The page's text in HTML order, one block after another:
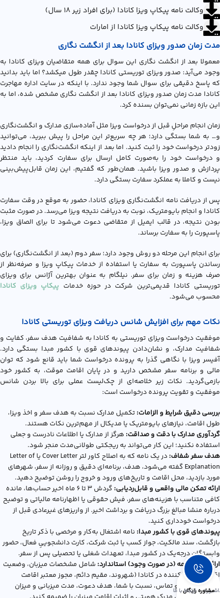
وکالت نامه پیکاپ ویزا کانادا (برای افراد زیر 18 سال)
وکالت نامه پیکاپ ویزا کانادا از امارات
مدت زمان صدور ویزای کانادا بعد از انگشت نگاری
معمولا بعد از انگشت نگاری این سوال برای همه متقاضیان ویزای کانادا به
وجود می‌آید: صدور ويزاي توريستي کانادا چقدر طول میکشد؟ اما باید بدانید
که پاسخ دقیقی برای سوال شما وجود ندارد. با اینکه در سایت اداره مهاجرت
کانادا مدت زمان صدور ویزای کانادا بعد از انگشت نگاری مشخص شده، اما به
این بازه زمانی نمی‌توان بسنده کرد.
زمان انجام مراحلِ قبل از درخواست ویزا مثل آماده‌سازی مدارک و انگشت‌نگاری
و… به شما بستگی دارد؛ هر چه سریع‌تر این مراحل را پیش ببرید، می‌توانید
زودتر درخواست خود را ثبت کنید. اما بعد از اینکه انگشت‌نگاری را انجام دادید
و درخواست خود را به‌صورت کامل ارسال برای سفارت کردید، باید منتظر
پردازش و صدور ویزا باشید. همان‌طور که گفتیم، این زمان قابل‌پیش‌بینی
نیست و کاملا به عملکرد سفارت بستگی دارد.
پس از دریافت نامه انگشت‌نگاری ویزای کانادا، حضور به موقع در وقت سفارت
کانادا و انجام بایومتریک، نوبت به دریافت نتیجه ویزا می‌رسد. در صورت مثبت
بودن نتیجه، در قالب ایمیل از متقاضی دعوت می‌شود تا برای الصاق ویزا،
پاسپورت را به سفارت برساند.
برای انجام این مرحله دو روش وجود دارد؛ سفر دوم (بعد از انگشت‌نگاری) برای
رساندن پاسپورت به سفارت یا استفاده از خدمات پیکاپ ویزا و صرفه‌نظر از
صرف هزینه و زمان برای سفر. نیلگام به عنوان بهترین آژانس برای ویزای
توریستی کانادا قدیمی‌ترین شرکت در حوزه خدمات پیکاپ ویزای کانادا
محسوب می‌شود.
نکات مهم برای افزایش شانس دریافت ویزای توریستی کانادا
موفقیت درخواست ویزای توریستی به کانادا به شفافیت هدف سفر، کفایت و
شفافیت مدارک، و نشان‌دادن پیوندهای قوی با کشور مبدا بستگی دارد.
آفیسر ویزا با نگاهی گذرا به پرونده درخواست شما باید قانع شود که توان
مالی و برنامه سفر مشخص دارید و در پایان اقامت موقت، به کشور خود
بازمی‌گردید. نکات زیر خلاصه‌ای از چک‌لیست عملی برای بالا بردن شانس
موفقیت و تقویت پرونده درخواست است:
بررسی دقیق شرایط و الزامات:تکمیل مدارک نسبت به هدف سفر و اخذ ویزا،
طول اقامت، نیازهای بایومتریک یا مدیکال از مهم‌ترین نکات هستند.
گردآوری مدارک با دقت و صداقت: هرگز از مدارک یا اطلاعات نادرست و جعلی
استفاده نکنید؛ این کار می‌تواند به ریجکتی طولانی‌مدت منجر شود.
هدف سفر شفاف:
در یک نامه که به اصلاح کاور لتر Cover Letter یا Letter of
Explanation گفته می‌شود، هدف، برنامه‌ای دقیق و روزانه از سفر، شهرهای
مورد بازدید، محل اقامت و تاریخ‌های ورود و خروج را روشن توضیح دهید.
ارائه تمکن مالی واقعی و قابل‌ردیابی:
گردش ۳ تا ۶ ماه اخیر حساب‌ها، مانده
کافی متناسب با هزینه‌های سفر، فیش حقوقی یا اظهارنامه مالیاتی و توضیح
درباره منشا مبالغ بزرگ دریافت و برداشت اخیر. از واریزهای غیرعادی قبل از
درخواست خودداری کنید.
پیوندهای قوی با کشور مبدا: نامه اشتغال به‌کار و مرخصی با ذکر تاریخ
بازگشت، سند مالکیت، جواز کسب یا ثبت شرکت، کارت دانشجوییِ فعال، حضور
وابستگان درجه‌یک در کشور مبدا، تعهدات شغلی یا تحصیلی پس از سفر.
ارائه دعوت‌نامه (در صورت وجود) استاندارد: شامل مشخصات میزبان، وضعیت
اقامتی دعوت‌کننده در کانادا (شهروند، مقیم دائم، مجوز معتبر اقامت
موقت)، آدرس و تماس، نسبت با شما، هدف دعوت، مدت میزبانی و میزان
مشاوره رایگان
ارتباط با ما